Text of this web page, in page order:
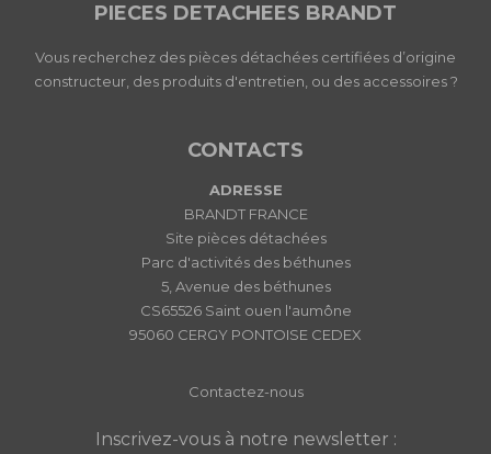
PIECES DETACHEES BRANDT
Vous recherchez des pièces détachées certifiées d’origine
constructeur, des produits d'entretien, ou des accessoires ?
CONTACTS
ADRESSE
BRANDT FRANCE
Site pièces détachées
Parc d'activités des béthunes
5, Avenue des béthunes
CS65526 Saint ouen l'aumône
95060 CERGY PONTOISE CEDEX
Contactez-nous
Inscrivez-vous à notre newsletter :